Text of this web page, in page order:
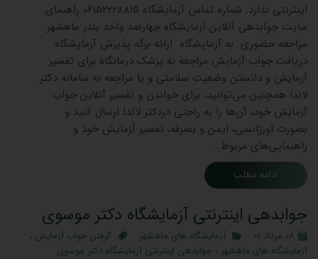
اینترنتی ندارد. شماره تماس آزمایشگاه 06152228815 راهنمای
سایت جوابدهی آنلاین آزمایشگاه چهارصد واحد بندر ماهشهر
مراجعه حضوری به آزمایشگاه ارائه برگه پذیرش آزمایشگاه
دریافت جواب آزمایش مراجعه به پزشک درمانگاه برای تفسیر
آزمایش و دانستن وضعیت سلامتی و یا مراجعه به سامانه دکتر
لاندا همچنین می‌توانید، برای خواندن و تفسیر آنلاین جواب
آزمایش خود، آن‌ها را به راحتی دردکتر لاندا ارسال کنید و
بصورت اورژانسی، ایمن و بصرفه، تفسیر آزمایش خود و
راهنمایی‌های مربوط …
ادامه مطلب
جوابدهی اینترنتی آزمایشگاه دکتر موسوی
۰۸ مرداد ۰۱ آزمایشگاه های ماهشهر گرفتن جواب آزمایش ،
آزمایشگاه های ماهشهر ، جوابدهی اینترنتی آزمایشگاه دکتر موسوی